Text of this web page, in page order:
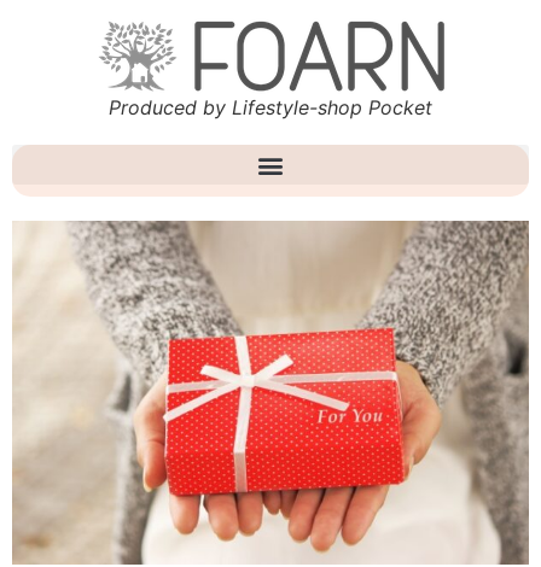
Produced by Lifestyle-shop Pocket